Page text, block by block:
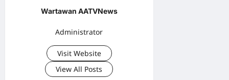
Wartawan AATVNews
Administrator
Visit Website
View All Posts